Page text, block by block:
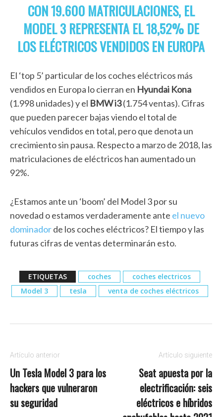
CON 19.600 MATRICULACIONES, EL
MODEL 3 REPRESENTA EL 18,52% DE
LOS ELÉCTRICOS VENDIDOS EN EUROPA
El ‘top 5’ particular de los coches eléctricos más
vendidos en Europa lo cierran en Hyundai Kona
(1.998 unidades) y el BMW i3(1.754 ventas). Cifras
que pueden parecer bajas viendo el total de
vehículos vendidos en total, pero que denota un
crecimiento sin pausa. Respecto a marzo de 2018, las
matriculaciones de eléctricos han aumentado un
92%.
¿Estamos ante un ‘boom’ del Model 3 por su
novedad o estamos verdaderamente ante el nuevo
dominadorde los coches eléctricos? El tiempo y las
futuras cifras de ventas determinarán esto.
ETIQUETAS coches
coches electricos
Model 3
tesla venta de coches eléctricos
Artículo anterior
Un Tesla Model 3 para los
hackers que vulneraron
su seguridad
Artículo siguiente
Seat apuesta por la
electrificación: seis
eléctricos e híbridos